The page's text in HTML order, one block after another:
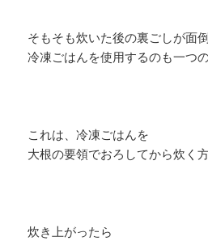
そもそも炊いた後の裏ごしが面倒
冷凍ごはんを使用するのも一つの
これは、冷凍ごはんを
大根の要領でおろしてから炊く方
炊き上がったら